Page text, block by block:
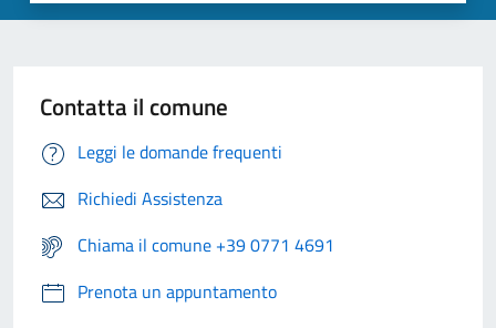
Contatta il comune
Leggi le domande frequenti
Richiedi Assistenza
Chiama il comune +39 0771 4691
Prenota un appuntamento